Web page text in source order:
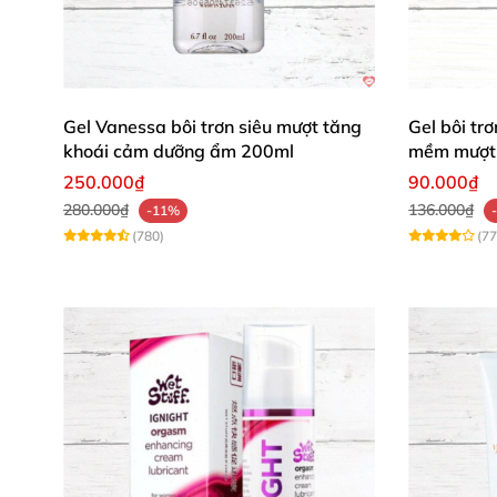
Minh Quân (TP.HCM): "Chất lượng Đức
Hương Giang (Đà Nẵng): "Cảm giác mịn
trăm! 🌟"
Mua ngay gel bôi trơn Pjur Aqua 100ml để
cùng chúng tôi! 🛒✨
Gel Vanessa bôi trơn siêu mượt tăng
khoái cảm dưỡng ẩm 200ml
250.000₫
280.000₫
-11%
(780)
Gel bôi
mềm
90.000₫
136.000₫